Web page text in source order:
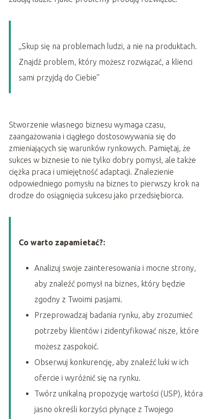
„Skup się na problemach ludzi, a nie na produktach.
Znajdź problem, który możesz rozwiązać, a klienci
sami przyjdą do Ciebie”
Stworzenie własnego biznesu wymaga czasu,
zaangażowania i ciągłego dostosowywania się do
zmieniających się warunków rynkowych. Pamiętaj, że
sukces w biznesie to nie tylko dobry pomysł, ale także
ciężka praca i umiejętność adaptacji. Znalezienie
odpowiedniego pomysłu na biznes to pierwszy krok na
drodze do osiągnięcia sukcesu jako przedsiębiorca.
Co warto zapamietać?:
Analizuj swoje zainteresowania i mocne strony,
aby znaleźć pomysł na biznes, który będzie
zgodny z Twoimi pasjami.
Przeprowadzaj badania rynku, aby zrozumieć
potrzeby klientów i zidentyfikować nisze, które
możesz zaspokoić.
Obserwuj konkurencję, aby znaleźć luki w ich
ofercie i wyróżnić się na rynku.
Twórz unikalną propozycję wartości (USP), która
jasno określi korzyści płynące z Twojego